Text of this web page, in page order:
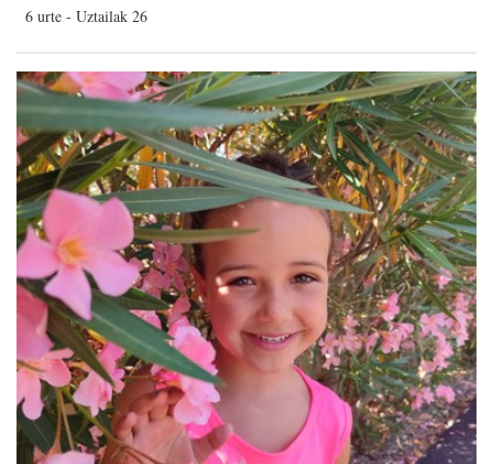
6 urte - Uztailak 26